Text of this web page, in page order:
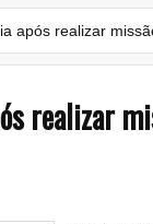
após realizar
realizar